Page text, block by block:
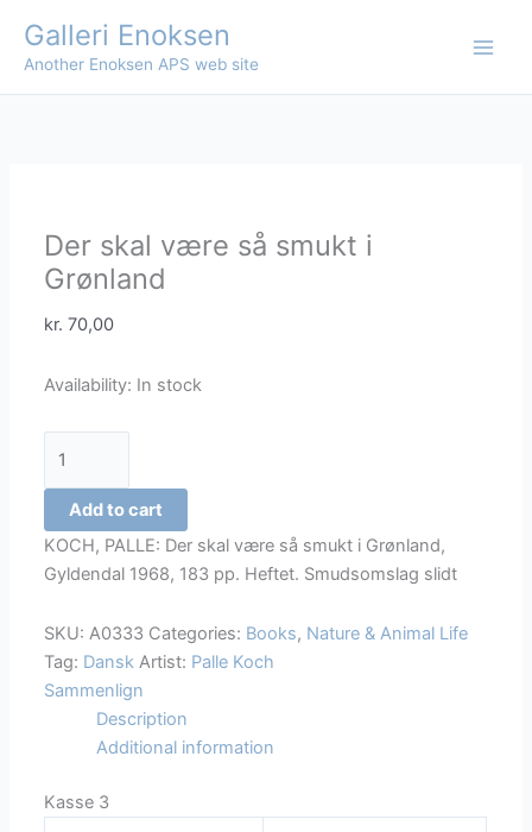
content
Galleri Enoksen
Another Enoksen APS web site
Der skal være så smukt i
Grønland
kr. 70,00
Availability: In stock
skal
være
så
smukt
quantity
Add to cart
KOCH, PALLE: Der skal være så smukt i Grønland,
Gyldendal 1968, 183 pp. Heftet. Smudsomslag slidt
SKU:A0333 Categories: Books, Nature & Animal Life
Tag: Dansk Artist: Palle Koch
Sammenlign
Description
Additional information
Kasse 3